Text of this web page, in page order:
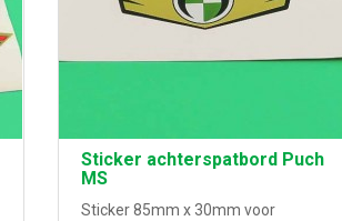
Sticker achterspatbord Puch
MS
Sticker 85mm x 30mm voor